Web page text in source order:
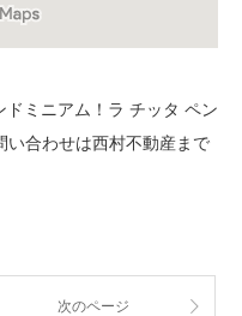
ドミニアム！ラ チッタ ペン
合わせは西村不動産まで
次のページ